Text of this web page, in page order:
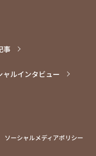
事
ャルインタビュー
ソーシャルメディアポリシー